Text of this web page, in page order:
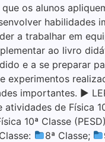
os alunos
habilidades
a trabalhar em
ao livro
e a se preparar
importantes. ▶
atividades de Física
10ª Classe
8ª Classe;